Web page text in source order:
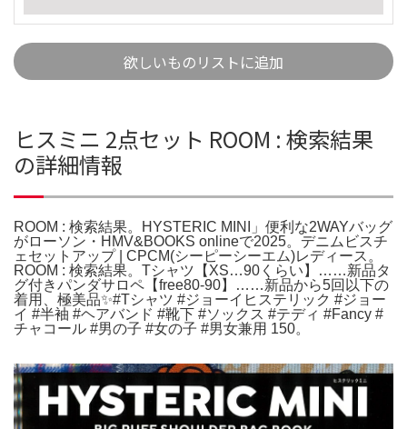
欲しいものリストに追加
ヒスミニ 2点セット ROOM : 検索結果
の詳細情報
ROOM : 検索結果。HYSTERIC MINI」便利な2WAYバッグ
がローソン・HMV&BOOKS onlineで2025。デニムビスチ
ェセットアップ | CPCM(シーピーシーエム)レディース。
ROOM : 検索結果。Tシャツ【XS…90くらい】……新品タ
グ付きパンダサロペ【free80-90】……新品から5回以下の
着用、極美品✨️#Tシャツ #ジョーイヒステリック #ジョー
イ #半袖 #ヘアバンド #靴下 #ソックス #テディ #Fancy #
チャコール #男の子 #女の子 #男女兼用 150。